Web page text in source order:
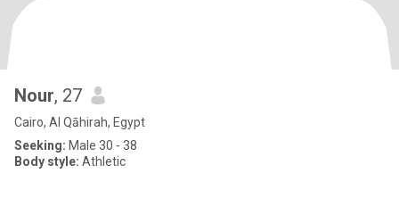
Nour, 27
Cairo, Al Qāhirah, Egypt
Seeking: Male 30 - 38
Body style: Athletic